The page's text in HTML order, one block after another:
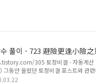
풀이 - 723 避險更逢小險之
의)
305 토정비결 - 자동계산
그동안 올렸던 토정비결 포스트와 관
을 볼 수 없을까 생각하다가 파이썬으로